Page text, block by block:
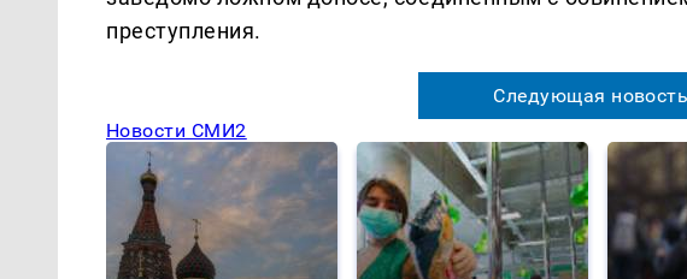
преступления.
Следующая
Новости СМИ2